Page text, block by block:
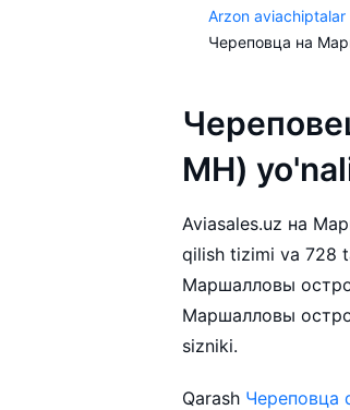
Arzon aviachiptalar
Череповца на
MH)
Aviasales.uz на
qilish tizimi va 728
Маршалловы
Маршалловы
sizniki.
Qarash Череповца